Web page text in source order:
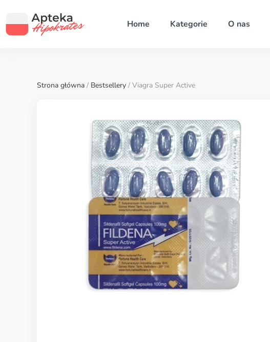
Home Kategorie O nas
Strona główna / Bestsellery / Viagra Super Active